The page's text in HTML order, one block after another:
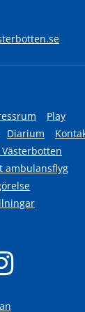
Play
Diarium
ambulansflyg